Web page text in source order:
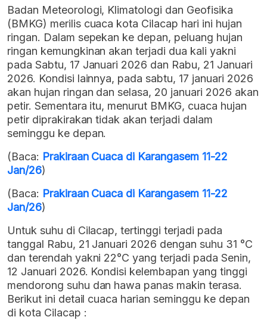
Badan Meteorologi, Klimatologi dan Geofisika
(BMKG) merilis cuaca kota Cilacap hari ini hujan
ringan. Dalam sepekan ke depan, peluang hujan
ringan kemungkinan akan terjadi dua kali yakni
pada Sabtu, 17 Januari 2026 dan Rabu, 21 Januari
2026. Kondisi lainnya, pada sabtu, 17 januari 2026
akan hujan ringan dan selasa, 20 januari 2026 akan
petir. Sementara itu, menurut BMKG, cuaca hujan
petir diprakirakan tidak akan terjadi dalam
seminggu ke depan.
(Baca: Prakiraan Cuaca di Karangasem 11-22
Jan/26)
(Baca: Prakiraan Cuaca di Karangasem 11-22
Jan/26)
Untuk suhu di Cilacap, tertinggi terjadi pada
tanggal Rabu, 21 Januari 2026 dengan suhu 31 °C
dan terendah yakni 22°C yang terjadi pada Senin,
12 Januari 2026. Kondisi kelembapan yang tinggi
mendorong suhu dan hawa panas makin terasa.
Berikut ini detail cuaca harian seminggu ke depan
di kota Cilacap :